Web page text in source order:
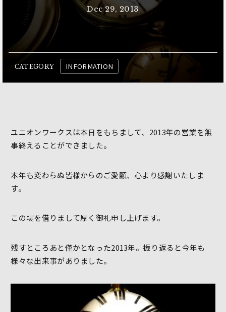
Dec 29, 2013
CATEGORY INFORMATION
ユニオンワークスは本日をもちまして、2013年の営業を無
事終えることができました。
本年も変わらぬ皆様からのご愛顧、心より感謝いたしま
す。
この場を借りまして厚く御礼申し上げます。
残すところあと僅かとなった2013年。振り返ると今年も
様々な出来事がありました。